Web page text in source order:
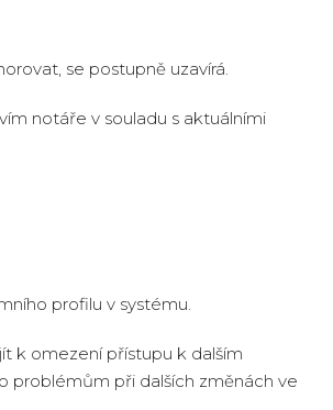
se postupně uzavírá.
notáře v souladu s aktuálními
profilu v systému.
k omezení přístupu k dalším
problémům při dalších změnách ve